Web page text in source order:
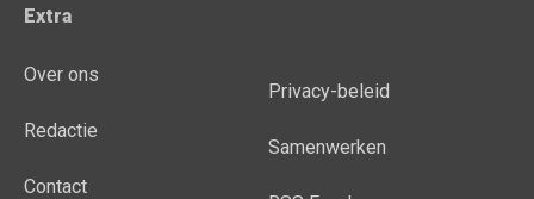
Extra
Over ons
Redactie
Contact
Privacy-beleid
Samenwerken